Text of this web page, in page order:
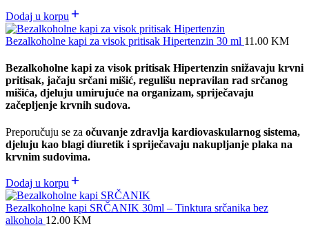
Dodaj u korpu
Bezalkoholne kapi za visok pritisak Hipertenzin 30 ml 11.00 KM
Bezalkoholne kapi za visok pritisak Hipertenzin snižavaju krvni
pritisak, jačaju srčani mišić, regulišu nepravilan rad srčanog
mišića, djeluju umirujuće na organizam, spriječavaju
začepljenje krvnih sudova.
Preporučuju se za očuvanje zdravlja kardiovaskularnog sistema,
djeluju kao blagi diuretik i spriječavaju nakupljanje plaka na
krvnim sudovima.
Dodaj u korpu
Bezalkoholne kapi SRČANIK 30ml – Tinktura srčanika bez
alkohola 12.00 KM